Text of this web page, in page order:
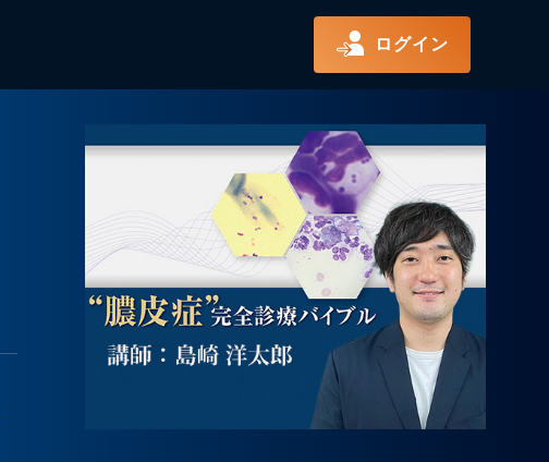
ログイン